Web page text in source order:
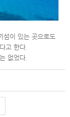
섬이 있는 곳으로도
고 한다.
없었다.